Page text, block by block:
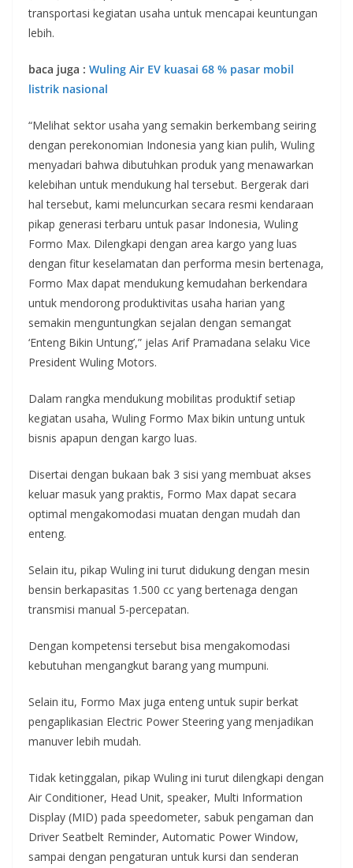
transportasi kegiatan usaha untuk mencapai keuntungan
lebih.
baca juga : Wuling Air EV kuasai 68 % pasar mobil
listrik nasional
“Melihat sektor usaha yang semakin berkembang seiring
dengan perekonomian Indonesia yang kian pulih, Wuling
menyadari bahwa dibutuhkan produk yang menawarkan
kelebihan untuk mendukung hal tersebut. Bergerak dari
hal tersebut, kami meluncurkan secara resmi kendaraan
pikap generasi terbaru untuk pasar Indonesia, Wuling
Formo Max. Dilengkapi dengan area kargo yang luas
dengan fitur keselamatan dan performa mesin bertenaga,
Formo Max dapat mendukung kemudahan berkendara
untuk mendorong produktivitas usaha harian yang
semakin menguntungkan sejalan dengan semangat
‘Enteng Bikin Untung’,” jelas Arif Pramadana selaku Vice
President Wuling Motors.
Dalam rangka mendukung mobilitas produktif setiap
kegiatan usaha, Wuling Formo Max bikin untung untuk
bisnis apapun dengan kargo luas.
Disertai dengan bukaan bak 3 sisi yang membuat akses
keluar masuk yang praktis, Formo Max dapat secara
optimal mengakomodasi muatan dengan mudah dan
enteng.
Selain itu, pikap Wuling ini turut didukung dengan mesin
bensin berkapasitas 1.500 cc yang bertenaga dengan
transmisi manual 5-percepatan.
Dengan kompetensi tersebut bisa mengakomodasi
kebutuhan mengangkut barang yang mumpuni.
Selain itu, Formo Max juga enteng untuk supir berkat
pengaplikasian Electric Power Steering yang menjadikan
manuver lebih mudah.
Tidak ketinggalan, pikap Wuling ini turut dilengkapi dengan
Air Conditioner, Head Unit, speaker, Multi Information
Display (MID) pada speedometer, sabuk pengaman dan
Driver Seatbelt Reminder, Automatic Power Window,
sampai dengan pengaturan untuk kursi dan senderan